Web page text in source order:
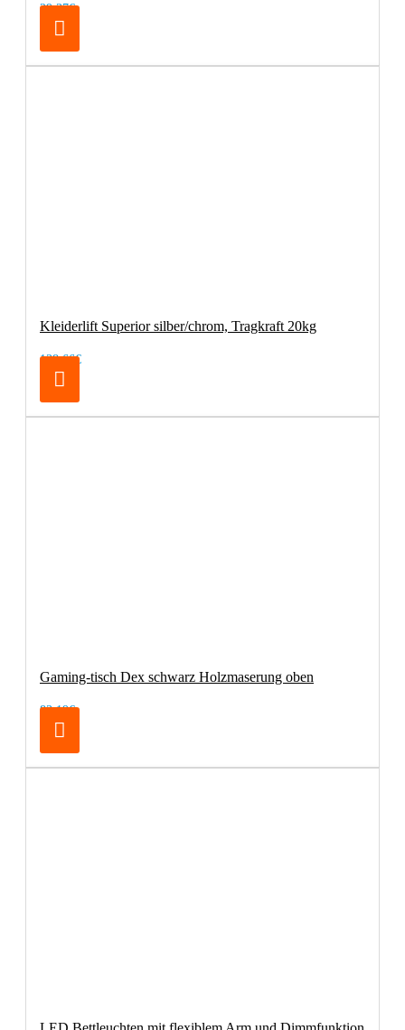
29,37€
Kleiderlift Superior silber/chrom, Tragkraft 20kg
138,66€
Gaming-tisch Dex schwarz Holzmaserung oben
83,19€